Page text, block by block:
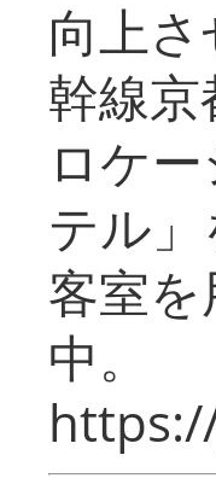
向上
幹線
ロケ
テル
客室
中。